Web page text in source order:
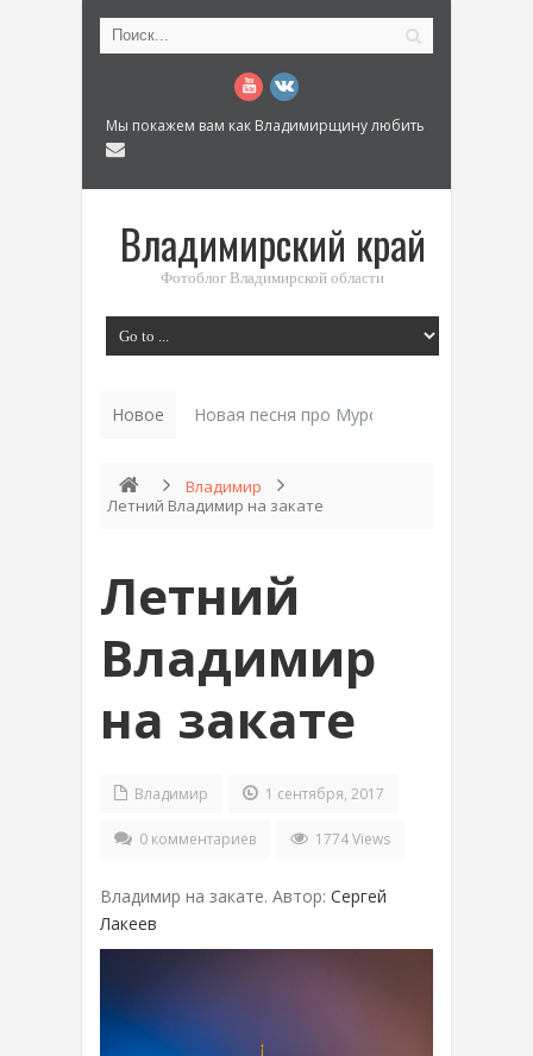
Мы покажем вам как Владимирщину любить
Владимирский край
Фотоблог Владимирской области
Новое Новая песня про Муром: «Былинный
Владимир
Летний Владимир на закате
Летний
Владимир
на закате
Владимир 1 сентября, 2017
0 комментариев 1774 Views
Владимир на закате. Автор: Сергей
Лакеев